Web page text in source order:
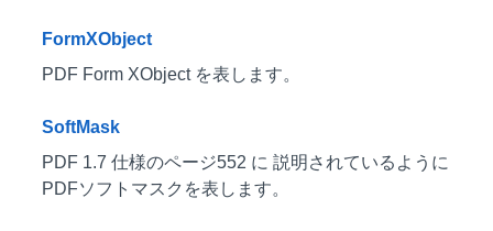
FormXObject
PDF Form XObject を表します。
SoftMask
PDF 1.7 仕様のページ552 に 説明されているように
PDFソフトマスクを表します。